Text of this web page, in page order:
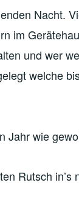
Nacht.
im
und wer
welche
Jahr wie
Rutsch in’s